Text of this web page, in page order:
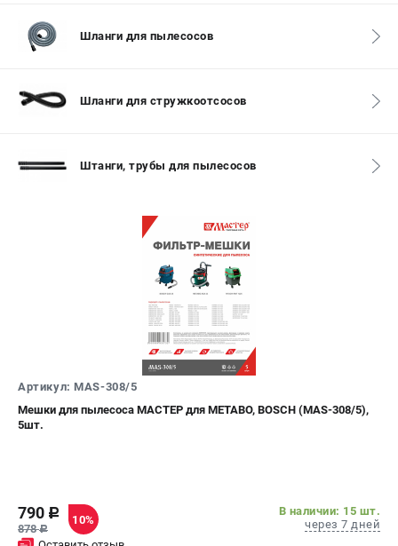
ИНФОРМАЦИЯ
Правила обмена и возврата
Пользовательское соглашение
СЕТЕВОЙ ЭЛЕКТРОИНСТРУМЕНТ
Угловые шлифмашины (УШМ)
Перфораторы
Дрели
Лобзики
Аккумуляторные шуруповерты
Шланги для пылесосов
Шланги для стружкоотсосов
Штанги, трубы для пылесосов
Артикул: MAS-308/5
Мешки для пылесоса МАСТЕР для METABO, BOSCH (MAS-308/5),
5шт.
790 c
878c
10%
В наличии: 15 шт.
через 7 дней